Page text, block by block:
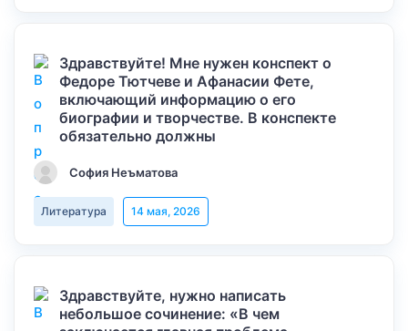
Здравствуйте! Мне нужен конспект о
Федоре Тютчеве и Афанасии Фете,
включающий информацию о его
биографии и творчестве. В конспекте
обязательно должны
София Неъматова
Литература 14 мая, 2026
Здравствуйте, нужно написать
небольшое сочинение: «В чем